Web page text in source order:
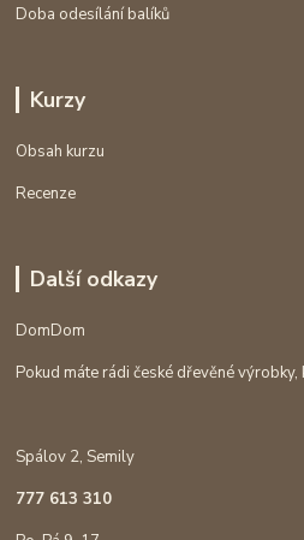
Doba odesílání balíků
Kurzy
Obsah kurzu
Recenze
Další odkazy
DomDom
Pokud máte rádi české dřevěné
Spálov 2, Semily
777 613 310